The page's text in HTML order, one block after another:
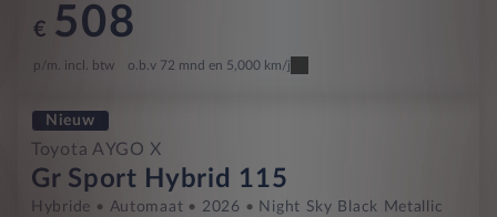
€ 508
p/m. incl. btw o.b.v 72 mnd en 5,000 km/j
Nieuw
Toyota AYGO X
Gr Sport Hybrid 115
Hybride Automaat 2026 Night Sky Black Metallic